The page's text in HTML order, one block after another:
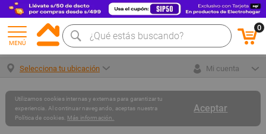
MENÚ
0
Selecciona tu ubicación Mi cuenta
Aceptar
Utilizamos cookies internas y externas para garantizar tu
experiencia. Al continuar navegando, aceptas nuestra
Política de cookies. Más información.